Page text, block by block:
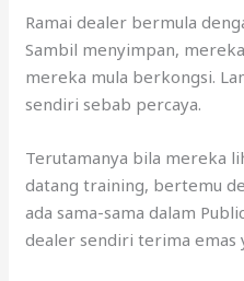
Ramai dealer bermula
Sambil menyimpan,
mereka mula berkongsi.
sendiri sebab percaya.
Terutamanya bila mereka
datang training, bertemu
ada sama-sama dalam
dealer sendiri terima emas